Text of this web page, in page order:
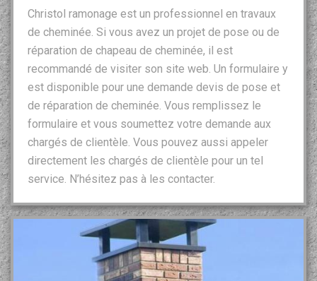
Christol ramonage est un professionnel en travaux
de cheminée. Si vous avez un projet de pose ou de
réparation de chapeau de cheminée, il est
recommandé de visiter son site web. Un formulaire y
est disponible pour une demande devis de pose et
de réparation de cheminée. Vous remplissez le
formulaire et vous soumettez votre demande aux
chargés de clientèle. Vous pouvez aussi appeler
directement les chargés de clientèle pour un tel
service. N’hésitez pas à les contacter.